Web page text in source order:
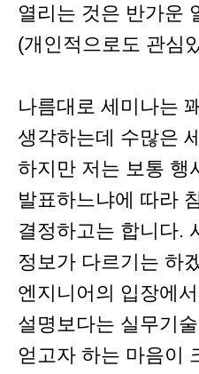
열리는 것은 반가운
(개인적으로도 관심
나름대로 세미나는
생각하는데 수많은
하지만 저는 보통 행
발표하느냐에 따라
결정하고는 합니다.
정보가 다르기는 하
엔지니어의 입장에
설명보다는 실무기
얻고자 하는 마음이